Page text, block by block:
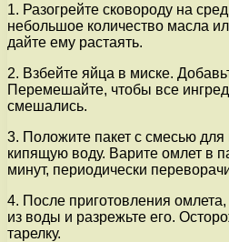
1. Разогрейте сковороду на
небольшое количество масла
дайте ему растаять.
2. Взбейте яйца в миске.
Перемешайте, чтобы все
смешались.
3. Положите пакет с смесью для
кипящую воду. Варите омлет в
минут, периодически
4. После приготовления омлета,
из воды и разрежьте его.
тарелку.